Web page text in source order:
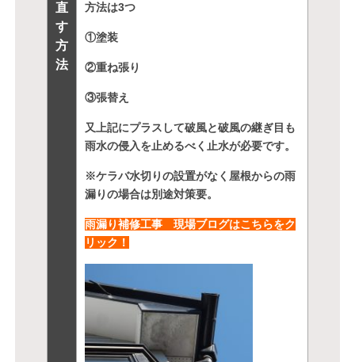
直
す
方
法
方法は3つ
①塗装
②重ね張り
③張替え
又上記にプラスして破風と破風の継ぎ目も
雨水の侵入を止めるべく止水が必要です。
※ケラバ水切りの設置がなく屋根からの雨
漏りの場合は別途対策要。
雨漏り補修工事 現場ブログはこちらをク
リック！